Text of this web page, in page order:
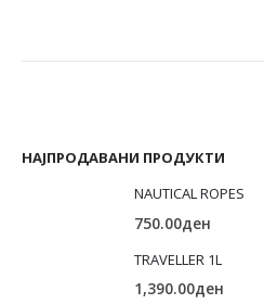
НАЈПРОДАВАНИ ПРОДУКТИ
NAUTICAL ROPES
750.00ден
TRAVELLER 1L
1,390.00ден